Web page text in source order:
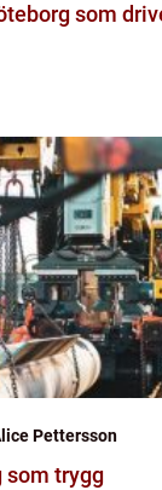
som
Pettersson
som trygg